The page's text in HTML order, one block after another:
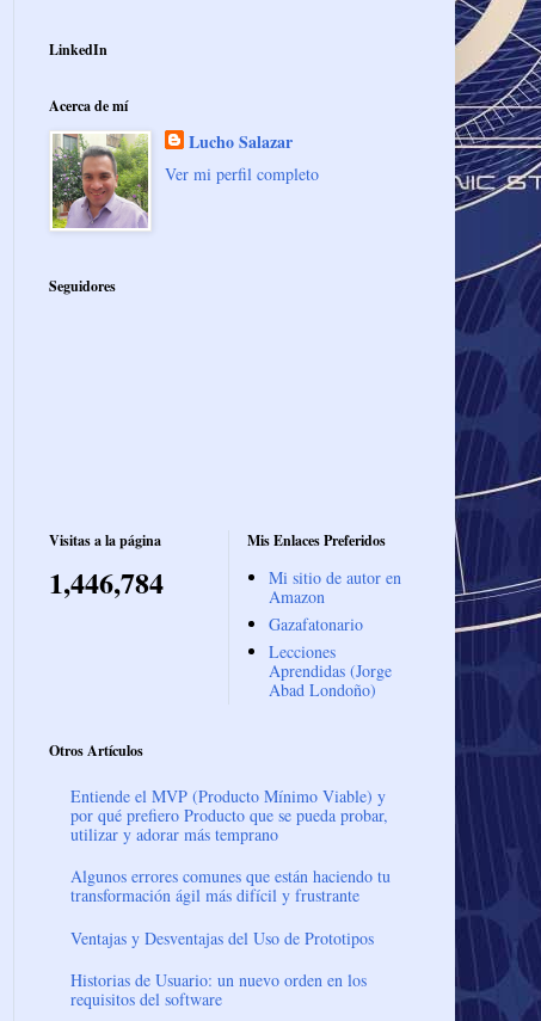
LinkedIn
Acerca de mí
Lucho Salazar
Ver mi perfil completo
Seguidores
Visitas a la página
1,446,784
Mis Enlaces Preferidos
Mi sitio de autor en
Amazon
Gazafatonario
Lecciones
Aprendidas (Jorge
Abad Londoño)
Otros Artículos
Entiende el MVP (Producto Mínimo Viable) y
por qué prefiero Producto que se pueda probar,
utilizar y adorar más temprano
Algunos errores comunes que están haciendo tu
transformación ágil más difícil y frustrante
Ventajas y Desventajas del Uso de Prototipos
Historias de Usuario: un nuevo orden en los
requisitos del software